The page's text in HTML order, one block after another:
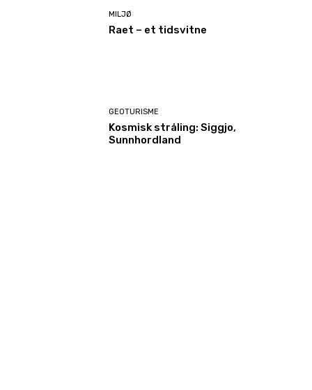
MILJØ
Raet – et tidsvitne
GEOTURISME
Kosmisk stråling: Siggjo,
Sunnhordland